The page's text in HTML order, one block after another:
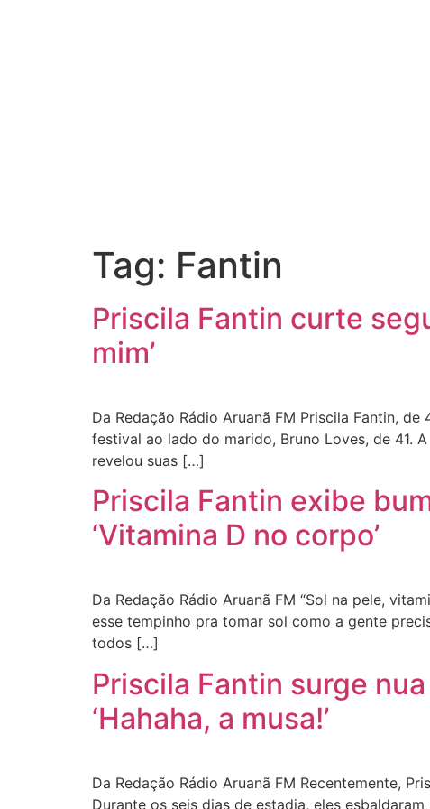
Tag: Fantin
Priscila Fantin curte
mim’
Da Redação Rádio Aruanã FM Priscila Fantin,
festival ao lado do marido, Bruno Loves, de 41.
revelou suas […]
Priscila Fantin exibe
‘Vitamina D no corpo’
Da Redação Rádio Aruanã FM “Sol na pele,
esse tempinho pra tomar sol como a gente
todos […]
Priscila Fantin surge
‘Hahaha, a musa!’
Da Redação Rádio Aruanã FM Recentemente,
Durante os seis dias de estadia, eles